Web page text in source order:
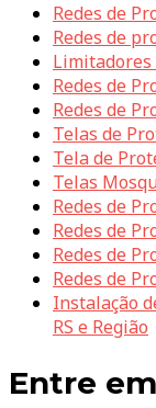
Redes de
Redes de
Limitadores
Redes de
Redes de
Telas de
Tela de
Telas
Redes de
Redes de
Redes de
Redes de
Instalação
RS e Região
Entre